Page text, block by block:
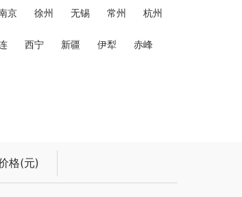
京 徐州 无锡 常州 杭州
西宁 新疆 伊犁 赤峰
格(元)